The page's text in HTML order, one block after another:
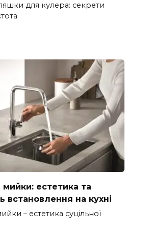
для кулера: секрети
мийки: естетика та
встановлення на кухні
– естетика суцільної